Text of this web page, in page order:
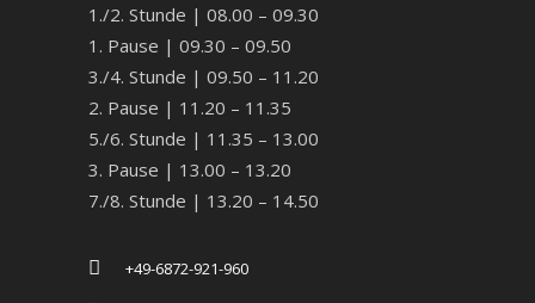
1./2. Stunde | 08.00 – 09.30
1. Pause | 09.30 – 09.50
3./4. Stunde | 09.50 – 11.20
2. Pause | 11.20 – 11.35
5./6. Stunde | 11.35 – 13.00
3. Pause | 13.00 – 13.20
7./8. Stunde | 13.20 – 14.50
+49-6872-921-960